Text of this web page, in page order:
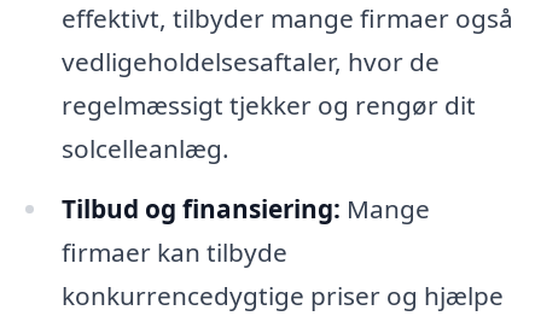
effektivt, tilbyder mange firmaer også
vedligeholdelsesaftaler, hvor de
regelmæssigt tjekker og rengør dit
solcelleanlæg.
Tilbud og finansiering: Mange
firmaer kan tilbyde
konkurrencedygtige priser og hjælpe